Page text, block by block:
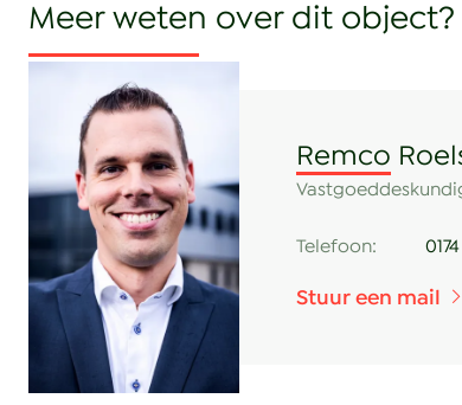
Vaste houten trap naar de eerste verdieping.
wand afgescheiden spreekkamer-/
lichte open kantoorruimte met keuken, toilet
Voorzieningen:
Bedrijfsruimte begane grond:
- elektrisch bedienbare overheaddeur
- loopdeuren 3x
- dubbele deur naar doorgang
Remco
Telefoon:
Stuur een mail